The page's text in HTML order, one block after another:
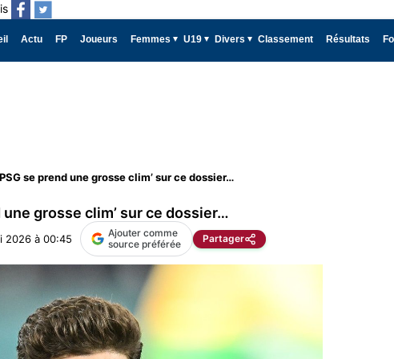
Actu FP Joueurs Femmes U19 Divers Classement Résultats
se prend une grosse clim’ sur ce dossier…
grosse clim’ sur ce dossier…
2026 à 00:45
Ajouter comme
source préférée
Partager